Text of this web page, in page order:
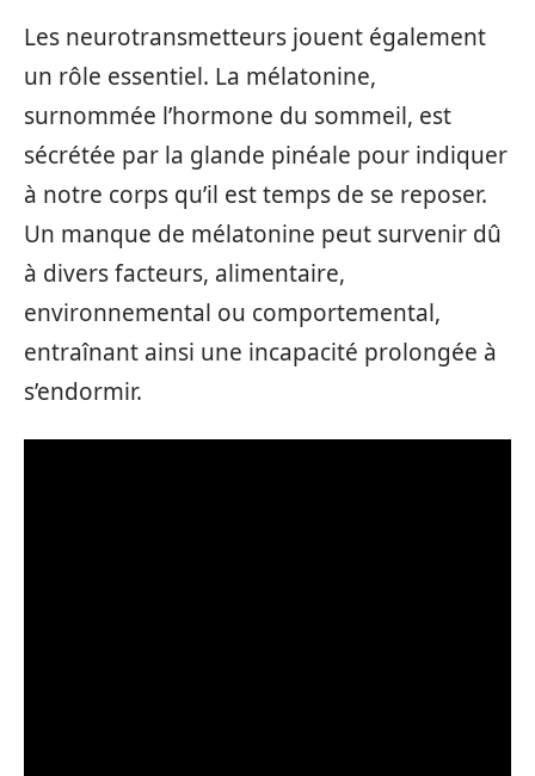
Les neurotransmetteurs jouent également
un rôle essentiel. La mélatonine,
surnommée l’hormone du sommeil, est
sécrétée par la glande pinéale pour indiquer
à notre corps qu’il est temps de se reposer.
Un manque de mélatonine peut survenir dû
à divers facteurs, alimentaire,
environnemental ou comportemental,
entraînant ainsi une incapacité prolongée à
s’endormir.